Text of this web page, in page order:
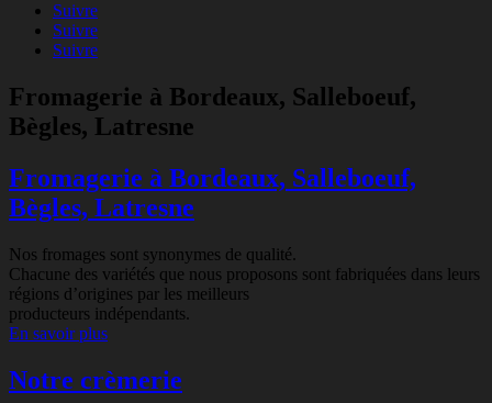
Suivre
Suivre
Suivre
Fromagerie à Bordeaux, Salleboeuf,
Bègles, Latresne
Fromagerie à Bordeaux, Salleboeuf,
Bègles, Latresne
Nos fromages sont synonymes de qualité.
Chacune des variétés que nous proposons sont fabriquées dans leurs
régions d’origines par les meilleurs
producteurs indépendants.
En savoir plus
Notre crèmerie